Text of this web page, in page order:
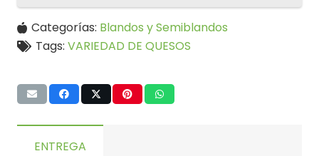
Categorías: Blandos y Semiblandos
Tags:VARIEDAD DE QUESOS
ENTREGA